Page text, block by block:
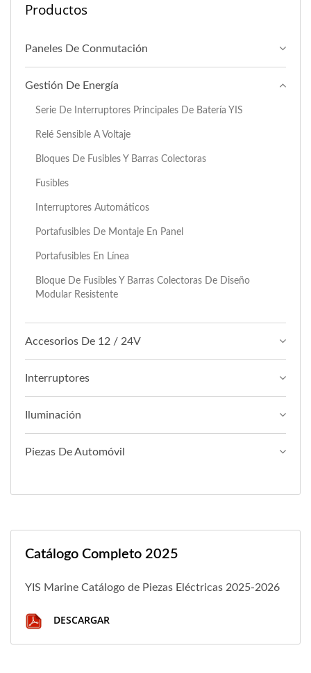
Productos
Paneles De Conmutación
Gestión De Energía
Serie De Interruptores Principales De Batería YIS
Relé Sensible A Voltaje
Bloques De Fusibles Y Barras Colectoras
Fusibles
Interruptores Automáticos
Portafusibles De Montaje En Panel
Portafusibles En Línea
Bloque De Fusibles Y Barras Colectoras De Diseño
Modular Resistente
Accesorios De 12 / 24V
Interruptores
Iluminación
Piezas De Automóvil
Catálogo Completo 2025
YIS Marine Catálogo de Piezas Eléctricas 2025-2026
DESCARGAR